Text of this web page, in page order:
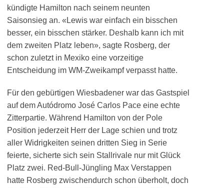
kündigte Hamilton nach seinem neunten
Saisonsieg an. «Lewis war einfach ein bisschen
besser, ein bisschen stärker. Deshalb kann ich mit
dem zweiten Platz leben», sagte Rosberg, der
schon zuletzt in Mexiko eine vorzeitige
Entscheidung im WM-Zweikampf verpasst hatte.
Für den gebürtigen Wiesbadener war das Gastspiel
auf dem Autódromo José Carlos Pace eine echte
Zitterpartie. Während Hamilton von der Pole
Position jederzeit Herr der Lage schien und trotz
aller Widrigkeiten seinen dritten Sieg in Serie
feierte, sicherte sich sein Stallrivale nur mit Glück
Platz zwei. Red-Bull-Jüngling Max Verstappen
hatte Rosberg zwischendurch schon überholt, doch